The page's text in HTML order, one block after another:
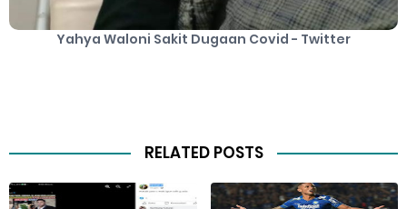
Yahya Waloni Sakit Dugaan Covid - Twitter
RELATED POSTS